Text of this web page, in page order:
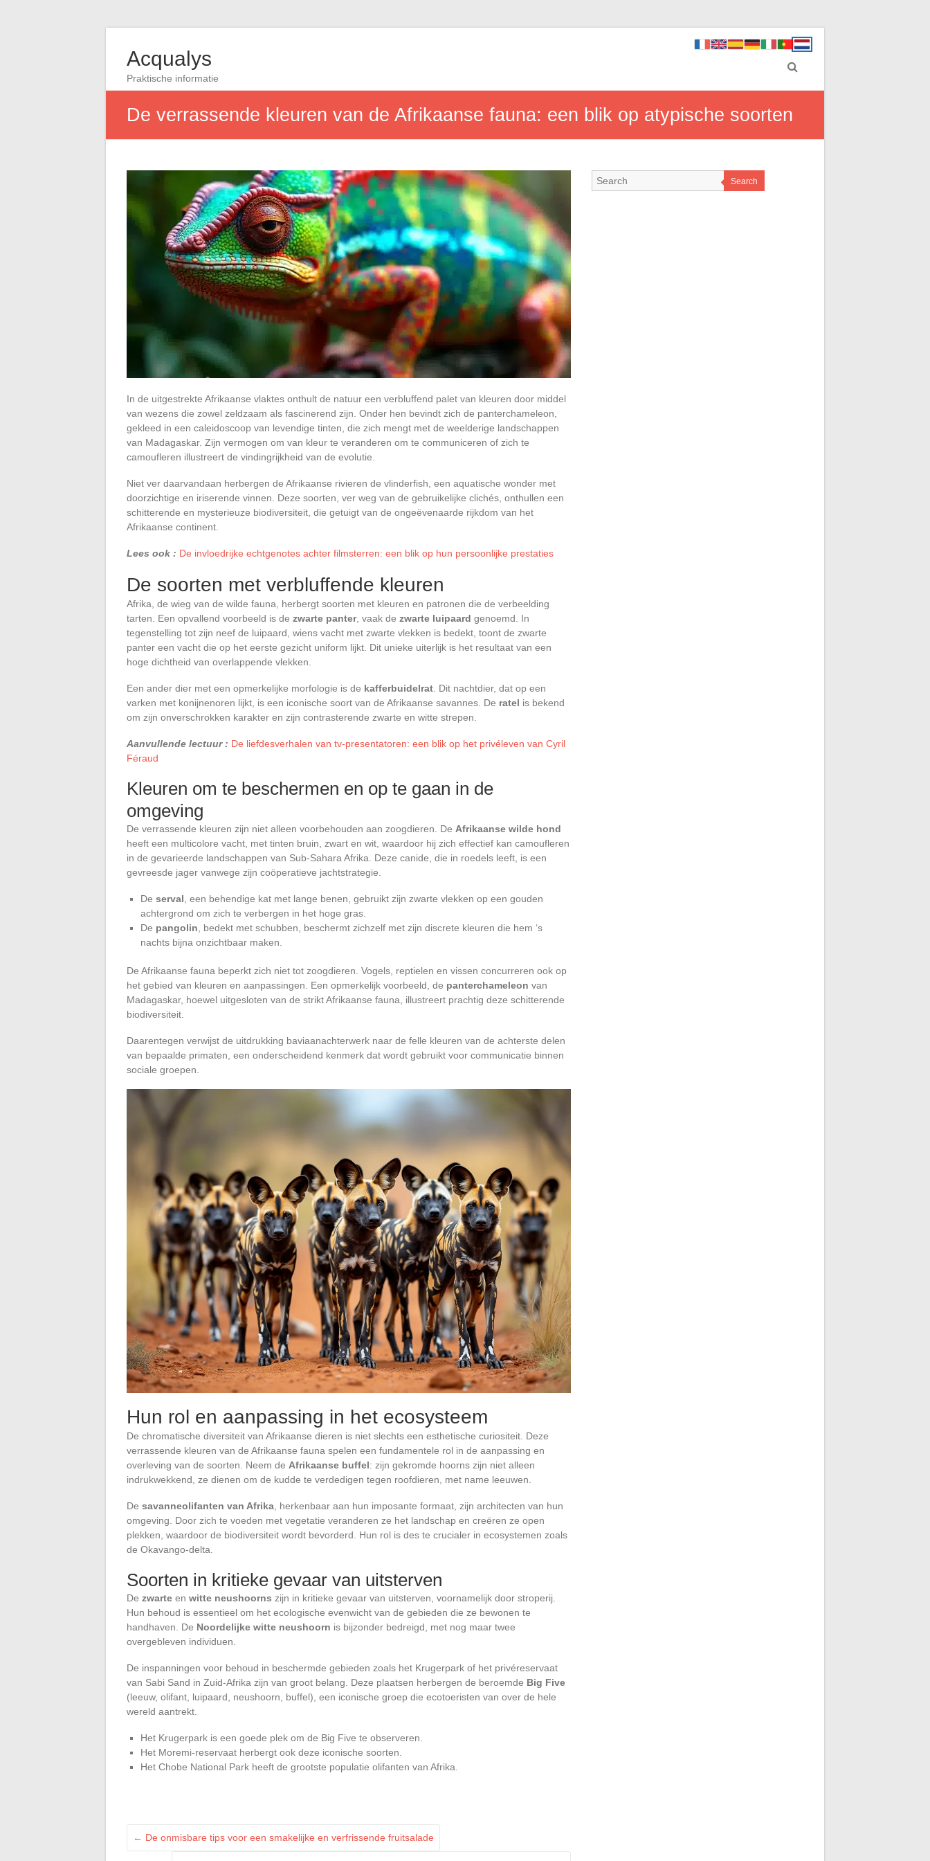
Acqualys
Praktische informatie
De verrassende kleuren van de Afrikaanse fauna: een blik op atypische soorten
In de uitgestrekte Afrikaanse vlaktes onthult de natuur een verbluffend palet van kleuren door middel
van wezens die zowel zeldzaam als fascinerend zijn. Onder hen bevindt zich de panterchameleon,
gekleed in een caleidoscoop van levendige tinten, die zich mengt met de weelderige landschappen
van Madagaskar. Zijn vermogen om van kleur te veranderen om te communiceren of zich te
camoufleren illustreert de vindingrijkheid van de evolutie.
Niet ver daarvandaan herbergen de Afrikaanse rivieren de vlinderfish, een aquatische wonder met
doorzichtige en iriserende vinnen. Deze soorten, ver weg van de gebruikelijke clichés, onthullen een
schitterende en mysterieuze biodiversiteit, die getuigt van de ongeëvenaarde rijkdom van het
Afrikaanse continent.
Lees ook : De invloedrijke echtgenotes achter filmsterren: een blik op hun persoonlijke prestaties
De soorten met verbluffende kleuren
Afrika, de wieg van de wilde fauna, herbergt soorten met kleuren en patronen die de verbeelding
tarten. Een opvallend voorbeeld is de zwarte panter, vaak de zwarte luipaard genoemd. In
tegenstelling tot zijn neef de luipaard, wiens vacht met zwarte vlekken is bedekt, toont de zwarte
panter een vacht die op het eerste gezicht uniform lijkt. Dit unieke uiterlijk is het resultaat van een
hoge dichtheid van overlappende vlekken.
Een ander dier met een opmerkelijke morfologie is de kafferbuidelrat . Dit nachtdier, dat op een
varken met konijnenoren lijkt, is een iconische soort van de Afrikaanse savannes. De ratel is bekend
om zijn onverschrokken karakter en zijn contrasterende zwarte en witte strepen.
Aanvullende lectuur : De liefdesverhalen van tv-presentatoren: een blik op het privéleven van Cyril
Féraud
Kleuren om te beschermen en op te gaan in de
omgeving
De verrassende kleuren zijn niet alleen voorbehouden aan zoogdieren. De Afrikaanse wilde hond
heeft een multicolore vacht, met tinten bruin, zwart en wit, waardoor hij zich effectief kan camoufleren
in de gevarieerde landschappen van Sub-Sahara Afrika. Deze canide, die in roedels leeft, is een
gevreesde jager vanwege zijn coöperatieve jachtstrategie.
De serval , een behendige kat met lange benen, gebruikt zijn zwarte vlekken op een gouden
achtergrond om zich te verbergen in het hoge gras.
De pangolin , bedekt met schubben, beschermt zichzelf met zijn discrete kleuren die hem ‘s
nachts bijna onzichtbaar maken.
De Afrikaanse fauna beperkt zich niet tot zoogdieren. Vogels, reptielen en vissen concurreren ook op
het gebied van kleuren en aanpassingen. Een opmerkelijk voorbeeld, de panterchameleon van
Madagaskar, hoewel uitgesloten van de strikt Afrikaanse fauna, illustreert prachtig deze schitterende
biodiversiteit.
Daarentegen verwijst de uitdrukking baviaanachterwerk naar de felle kleuren van de achterste delen
van bepaalde primaten, een onderscheidend kenmerk dat wordt gebruikt voor communicatie binnen
sociale groepen.
Hun rol en aanpassing in het ecosysteem
De chromatische diversiteit van Afrikaanse dieren is niet slechts een esthetische curiositeit. Deze
verrassende kleuren van de Afrikaanse fauna spelen een fundamentele rol in de aanpassing en
overleving van de soorten. Neem de Afrikaanse buffel: zijn gekromde hoorns zijn niet alleen
indrukwekkend, ze dienen om de kudde te verdedigen tegen roofdieren, met name leeuwen.
De savanneolifanten van Afrika , herkenbaar aan hun imposante formaat, zijn architecten van hun
omgeving. Door zich te voeden met vegetatie veranderen ze het landschap en creëren ze open
plekken, waardoor de biodiversiteit wordt bevorderd. Hun rol is des te crucialer in ecosystemen zoals
de Okavango-delta.
Soorten in kritieke gevaar van uitsterven
De zwarte en witte neushoorns zijn in kritieke gevaar van uitsterven, voornamelijk door stroperij.
Hun behoud is essentieel om het ecologische evenwicht van de gebieden die ze bewonen te
handhaven. De Noordelijke witte neushoorn is bijzonder bedreigd, met nog maar twee
overgebleven individuen.
De inspanningen voor behoud in beschermde gebieden zoals het Krugerpark of het privéreservaat
van Sabi Sand in Zuid-Afrika zijn van groot belang. Deze plaatsen herbergen de beroemde Big Five
(leeuw, olifant, luipaard, neushoorn, buffel), een iconische groep die ecotoeristen van over de hele
wereld aantrekt.
Het Krugerpark is een goede plek om de Big Five te observeren.
Het Moremi-reservaat herbergt ook deze iconische soorten.
Het Chobe National Park heeft de grootste populatie olifanten van Afrika.
← De onmisbare tips voor een smakelijke en verfrissende fruitsalade
Search